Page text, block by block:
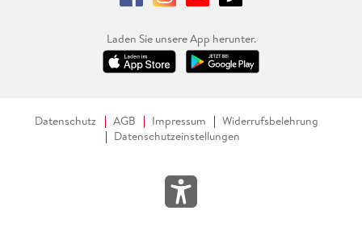
Laden Sie unsere App herunter.
Datenschutz AGB Impressum
Widerrufsbelehrung
Datenschutzeinstellungen